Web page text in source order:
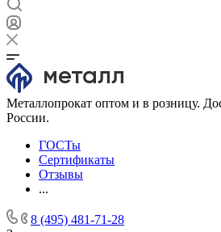
Металлопрокат оптом и в розницу.
России.
ГОСТы
Сертификаты
Отзывы
...
8 (495) 481-71-28